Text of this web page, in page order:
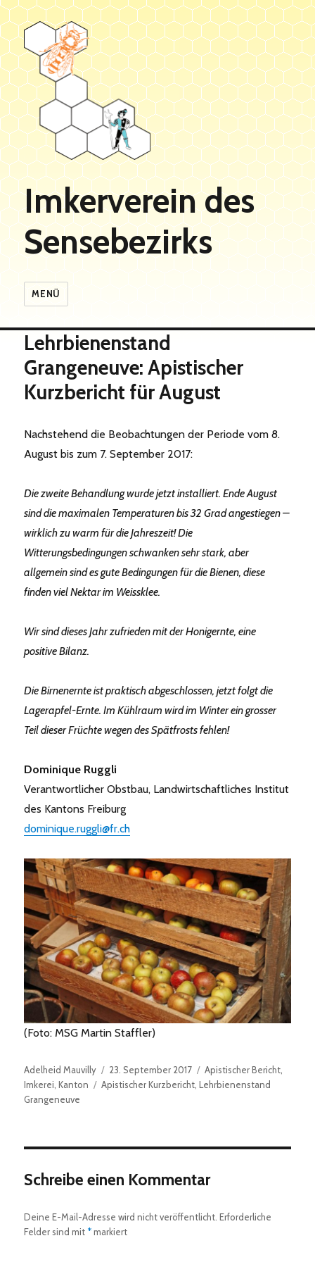
Imkerverein des
Sensebezirks
MENÜ
Lehrbienenstand
Grangeneuve: Apistischer
Kurzbericht für August
Nachstehend die Beobachtungen der Periode vom 8.
August bis zum 7. September 2017:
Die zweite Behandlung wurde jetzt installiert. Ende August
sind die maximalen Temperaturen bis 32 Grad angestiegen –
wirklich zu warm für die Jahreszeit! Die
Witterungsbedingungen schwanken sehr stark, aber
allgemein sind es gute Bedingungen für die Bienen, diese
finden viel Nektar im Weissklee.
Wir sind dieses Jahr zufrieden mit der Honigernte, eine
positive Bilanz.
Die Birnenernte ist praktisch abgeschlossen, jetzt folgt die
Lagerapfel-Ernte. Im Kühlraum wird im Winter ein grosser
Teil dieser Früchte wegen des Spätfrosts fehlen!
Dominique Ruggli
Verantwortlicher Obstbau, Landwirtschaftliches Institut
des Kantons Freiburg
dominique.ruggli@fr.ch
(Foto:MSG Martin Staffler)
Autor
Adelheid Mauvilly
Veröffentlicht
am
23. September 2017 Kategorien
Apistischer Bericht,
Imkerei,Kanton Schlagwörter
Apistischer Kurzbericht,Lehrbienenstand
Grangeneuve
Schreibe einen Kommentar
Deine E-Mail-Adresse wird nicht veröffentlicht. Erforderliche
Felder sind mit *markiert